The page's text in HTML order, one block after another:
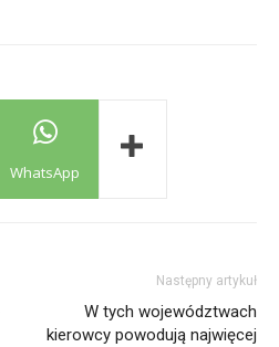
WhatsApp
Następny artykuł
W tych województwach
kierowcy powodują najwięcej